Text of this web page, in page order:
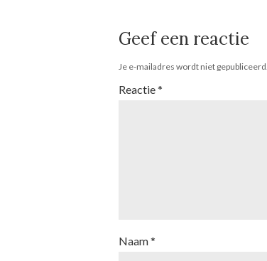
Geef een reactie
Je e-mailadres wordt niet gepubliceerd.
Reactie*
Naam*